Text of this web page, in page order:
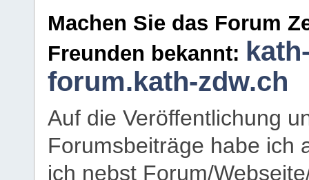
Machen Sie das Forum
Freunden bekannt:
forum.kath-zdw.ch
Auf die Veröffentlichung
Forumsbeiträge habe ich
ich nebst Forum/